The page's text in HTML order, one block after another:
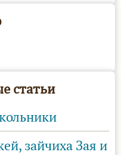
статьи
зайчиха Зая и